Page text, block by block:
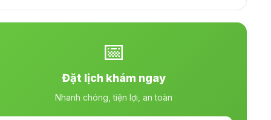
📅
Đặt lịch khám ngay
Nhanh chóng, tiện lợi, an toàn